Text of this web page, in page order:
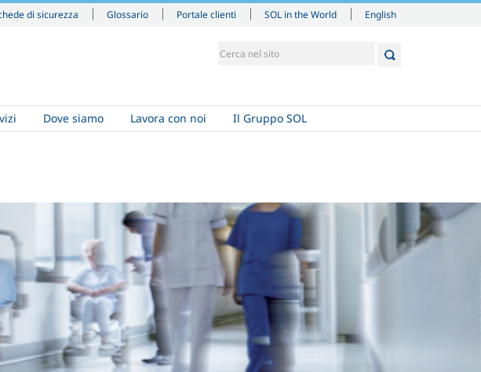
di sicurezza Glossario Portale clienti SOL in the World English
Dove siamo Lavora con noi Il Gruppo SOL